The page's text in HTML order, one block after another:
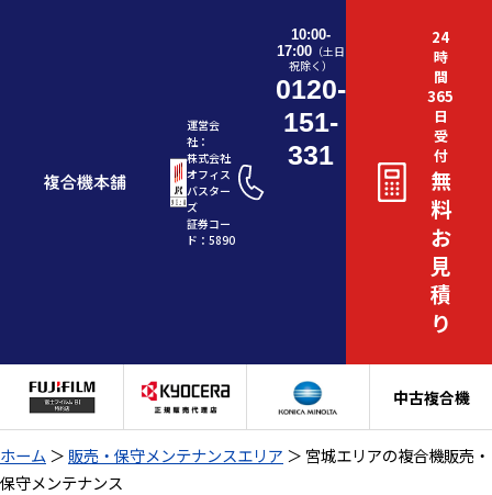
運営会
社：
株式会社
オフィス
バスター
ズ
証券コー
ド：5890
10:00-
17:00 （土日
祝除く）
0120-
151-
331
24
時
間
365
日
受
付
無
料
お
見
積
り
中古複合機
ホーム ＞ 販売・保守メンテナンスエリア ＞ 宮城エリアの複合機販売・
保守メンテナンス